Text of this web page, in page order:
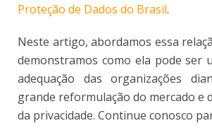
Proteção de Dados do Brasil.
Neste artigo, abordamos essa
demonstramos como ela pode ser
adequação das organizações
grande reformulação do mercado e
da privacidade. Continue conosco